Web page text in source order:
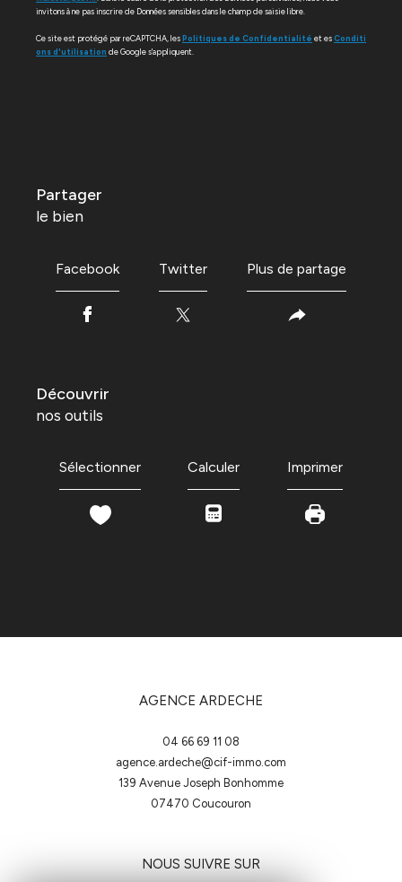
invitons à ne pas inscrire de Données sensibles dans le champ de saisie libre.
Ce site est protégé par reCAPTCHA, lesPolitiques de Confidentialité et esConditi
ons d'utilisation de Google s'appliquent.
partager
le bien
Facebook Twitter Plus de partage
découvrir
nos outils
Sélectionner Calculer Imprimer
AGENCE ARDECHE
04 66 69 11 08
agence.ardeche@cif-immo.com
139 Avenue Joseph Bonhomme
07470
coucouron
NOUS SUIVRE SUR